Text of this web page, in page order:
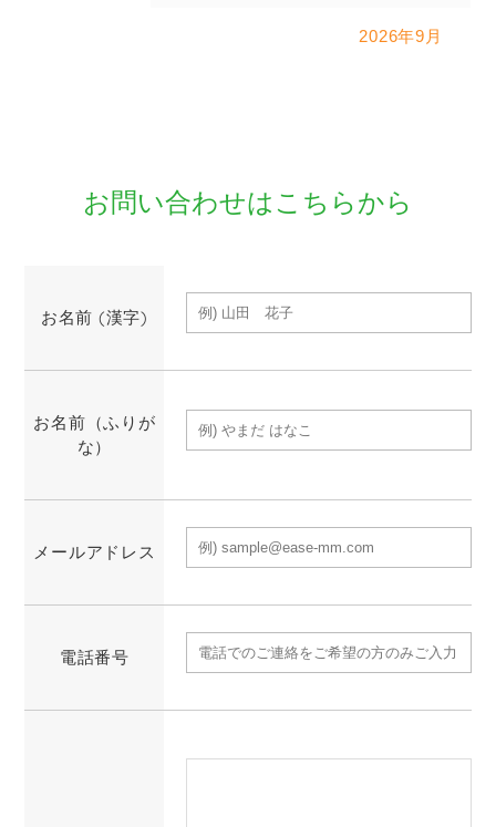
2026年9月
お問い合わせはこちらから
お名前 (漢字)
お名前（ふりが
な）
メールアドレス
電話番号